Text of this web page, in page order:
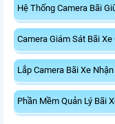
Hệ Thống Camera Bãi
Camera Giám Sát Bãi Xe
Lắp Camera Bãi Xe
Phần Mềm Quản Lý Bãi